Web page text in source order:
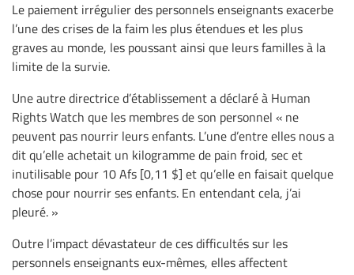
Le paiement irrégulier des personnels enseignants exacerbe
l’une des crises de la faim les plus étendues et les plus
graves au monde, les poussant ainsi que leurs familles à la
limite de la survie.
Une autre directrice d’établissement a déclaré à Human
Rights Watch que les membres de son personnel « ne
peuvent pas nourrir leurs enfants. L’une d’entre elles nous a
dit qu’elle achetait un kilogramme de pain froid, sec et
inutilisable pour 10 Afs [0,11 $] et qu’elle en faisait quelque
chose pour nourrir ses enfants. En entendant cela, j’ai
pleuré. »
Outre l’impact dévastateur de ces difficultés sur les
personnels enseignants eux-mêmes, elles affectent